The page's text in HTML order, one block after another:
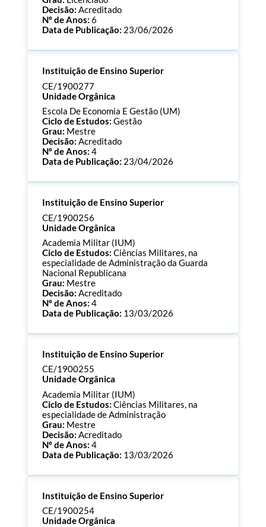
Decisão: Acreditado
Nº de Anos: 6
Data de Publicação: 23/06/2026
Processo:
CE/1900285
ECTS:180.0
Consultar Documentos
Instituição de Ensino Superior
CE/1900277
Unidade Orgânica
Escola De Economia E Gestão (UM)
Ciclo de Estudos: Gestão
Grau: Mestre
Decisão: Acreditado
Nº de Anos: 4
Data de Publicação: 23/04/2026
Processo:
CE/1900277
ECTS:90.0
Consultar Documentos
Instituição de Ensino Superior
CE/1900256
Unidade Orgânica
Academia Militar (IUM)
Ciclo de Estudos: Ciências Militares, na
especialidade de Administração da Guarda
Nacional Republicana
Grau: Mestre
Decisão: Acreditado
Nº de Anos: 4
Data de Publicação: 13/03/2026
Processo:
CE/1900256
ECTS:120.0
Consultar Documentos
Instituição de Ensino Superior
CE/1900255
Unidade Orgânica
Academia Militar (IUM)
Ciclo de Estudos: Ciências Militares, na
especialidade de Administração
Grau: Mestre
Decisão: Acreditado
Nº de Anos: 4
Data de Publicação: 13/03/2026
Processo:
CE/1900255
ECTS:120.0
Consultar Documentos
Instituição de Ensino Superior
CE/1900254
Unidade Orgânica